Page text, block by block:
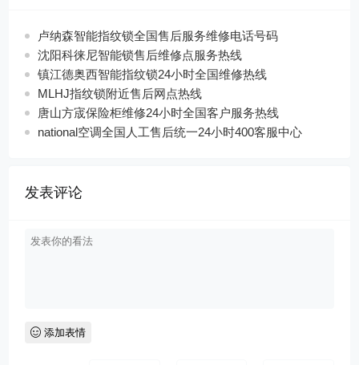
卢纳森智能指纹锁全国售后服务维修电话号码
沈阳科徕尼智能锁售后维修点服务热线
镇江德奥西智能指纹锁24小时全国维修热线
MLHJ指纹锁附近售后网点热线
唐山方宬保险柜维修24小时全国客户服务热线
national空调全国人工售后统一24小时400客服中心
发表评论
添加表情